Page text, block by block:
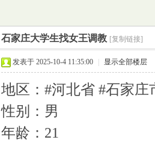
›
石家庄大学生找女王调教 [复制链接]
发表于 2025-10-4 11:35:00 显示全部楼层
地区：#河北省 #石家庄
性别：男
年龄：21